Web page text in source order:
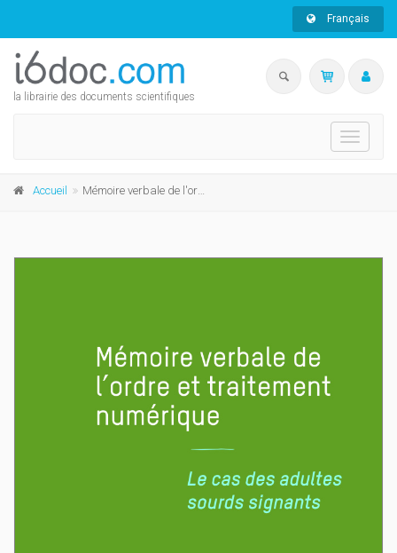
Français
la librairie des documents scientifiques
Toggle
Accueil Mémoire verbale de l'ordre et traitement numérique